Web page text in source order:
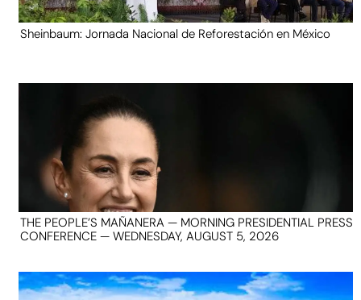
Sheinbaum: Jornada Nacional de Reforestación en México
THE PEOPLE’S MAÑANERA — MORNING PRESIDENTIAL PRESS
CONFERENCE — WEDNESDAY, AUGUST 5, 2026